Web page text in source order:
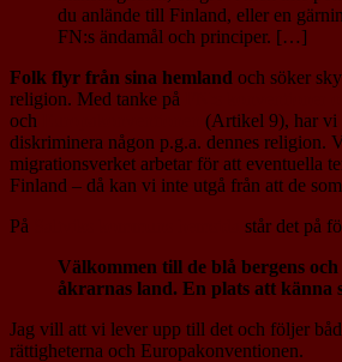
du anlände till Finland, eller en
FN:s ändamål och principer. […]
Folk flyr från sina hemland och söker
religion. Med tanke på
och
(Artikel 9), har vi
diskriminera någon p.g.a. dennes religion.
migrationsverket arbetar för att eventuella
Finland – då kan vi inte utgå från att de
På
står det på
Välkommen till de blå bergens och
åkrarnas land. En plats att känna
Jag vill att vi lever upp till det och följer
rättigheterna och Europakonventionen.